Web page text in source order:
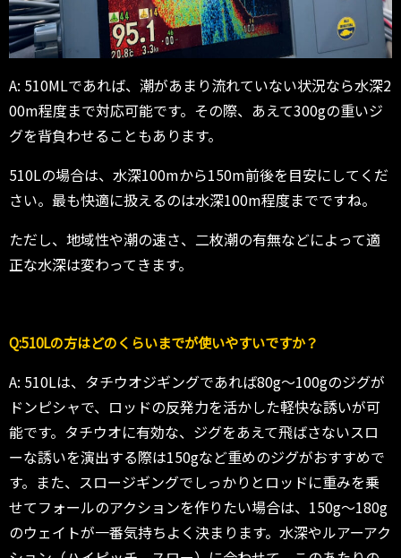
A: 510MLであれば、潮があまり流れていない状況なら水深2
00m程度まで対応可能です。その際、あえて300gの重いジ
グを背負わせることもあります。
510Lの場合は、水深100mから150m前後を目安にしてくだ
さい。最も快適に扱えるのは水深100m程度までですね。
ただし、地域性や潮の速さ、二枚潮の有無などによって適
正な水深は変わってきます。
Q:510Lの方はどのくらいまでが使いやすいですか？
A: 510Lは、タチウオジギングであれば80g〜100gのジグが
ドンピシャで、ロッドの反発力を活かした軽快な誘いが可
能です。タチウオに有効な、ジグをあえて飛ばさないスロ
ーな誘いを演出する際は150gなど重めのジグがおすすめで
す。また、スロージギングでしっかりとロッドに重みを乗
せてフォールのアクションを作りたい場合は、150g〜180g
のウェイトが一番気持ちよく決まります。水深やルアーアク